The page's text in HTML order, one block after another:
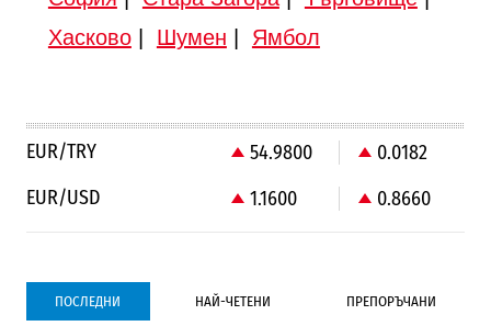
Хасково| Шумен Ямбол
EUR/TRY 54.9800
0.0182
EUR/USD
1.1600 0.8660
ПОСЛЕДНИ НАЙ-ЧЕТЕНИ ПРЕПОРЪЧАНИ